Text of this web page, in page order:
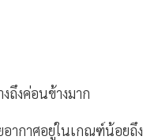
ถึงค่อนข้างมาก
อากาศอยู่ในเกณฑ์น้อยถึง